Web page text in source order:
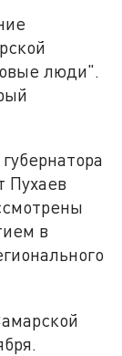
люди".
Пухаев
в